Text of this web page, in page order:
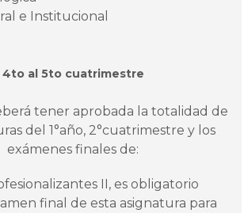
e Institucional
4to al 5to cuatrimestre
tener aprobada la totalidad de
del 1°año, 2°cuatrimestre y los
exámenes finales de:
II, es obligatorio
final de esta asignatura para